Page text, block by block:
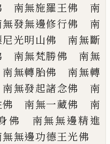
南無施羅王佛
南
發無邊修行佛
南
光明山佛 南無斷
南無梵勝佛 南無
無轉胎佛
南無轉
無發起諸念佛 南
佛 南無一藏佛 南
佛 南無無邊精進
無邊功德王光佛